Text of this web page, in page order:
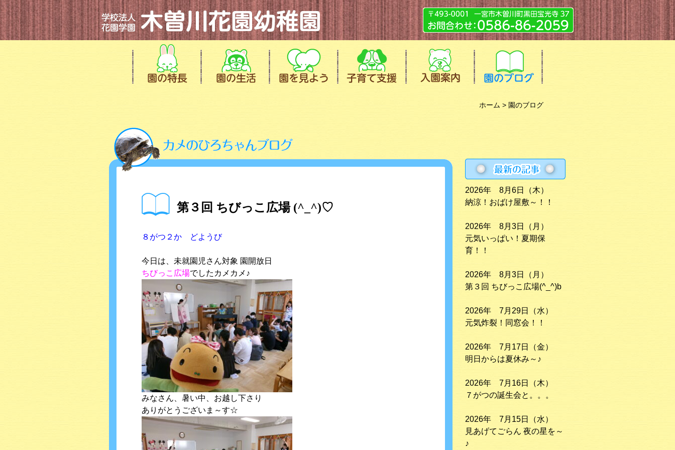
ホーム > 園のブログ
第３回 ちびっこ広場 (^_^)♡
８がつ２か どようび
今日は、未就園児さん対象 園開放日
ちびっこ広場でしたカメカメ♪
みなさん、暑い中、お越し下さり
ありがとうございま～す☆
2026年 8月6日（木）
納涼！おばけ屋敷～！！
2026年 8月3日（月）
元気いっぱい！夏期保
育！！
2026年 8月3日（月）
第３回 ちびっこ広場(^_^)b
2026年 7月29日（水）
元気炸裂！同窓会！！
2026年 7月17日（金）
明日からは夏休み～♪
2026年 7月16日（木）
７がつの誕生会と。。。
2026年 7月15日（水）
見あげてごらん 夜の星を～
♪